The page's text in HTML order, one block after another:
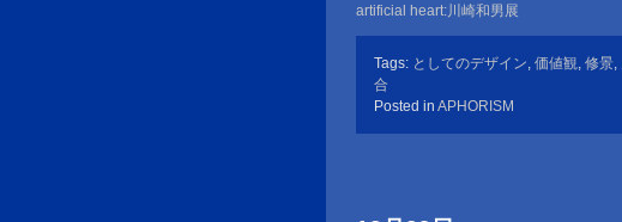
artificial heart:川崎和男展
Tags: としてのデザイン 価値観 修景
合
Posted in APHORISM